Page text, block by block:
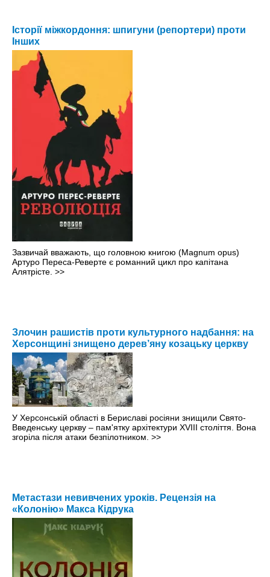
Історії міжкордоння: шпигуни (репортери) проти
Інших
Зазвичай вважають, що головною книгою (Magnum opus)
Артуро Переса-Реверте є романний цикл про капітана
Алятрісте. >>
Злочин рашистів проти культурного надбання: на
Херсонщині знищено дерев’яну козацьку церкву
У Херсонській області в Бериславі росіяни знищили Свято-
Введенську церкву – пам'ятку архітектури XVIII століття. Вона
згоріла після атаки безпілотником. >>
Метастази невивчених уроків. Рецензія на
«Колонію» Макса Кідрука